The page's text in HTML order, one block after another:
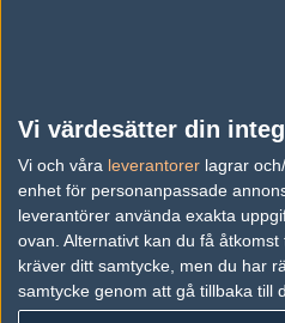
Vi värdesätter din
Vi och våra leverantorer lagrar
enhet för personanpassade
leverantörer använda exakta
ovan. Alternativt kan du få
kräver ditt samtycke, men du har
samtycke genom att gå tillbaka till
tjänade
04/08 ALLA
Media: jL klar
– hoppar in
papporna
04/08
Information
Annonsering
Copyright och Privacy Policy
Användaravtal